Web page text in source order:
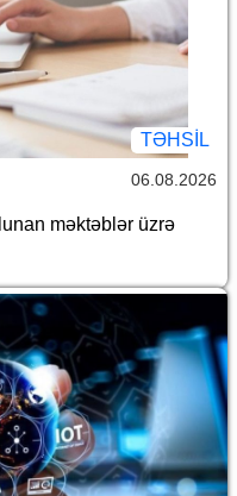
TƏHSIL
06.08.2026
məktəblər üzrə